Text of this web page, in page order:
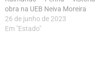
obra na UEB Neiva Moreira
26 de junho de 2023
Em "Estado"